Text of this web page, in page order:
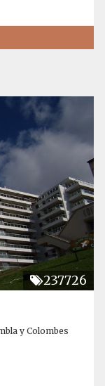
237726
y Colombes